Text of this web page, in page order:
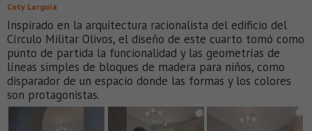
Coty Larguía
Inspirado en la arquitectura racionalista del edificio del
Círculo Militar Olivos, el diseño de este cuarto tomó como
punto de partida la funcionalidad y las geometrías de
líneas simples de bloques de madera para niños, como
disparador de un espacio donde las formas y los colores
son protagonistas.